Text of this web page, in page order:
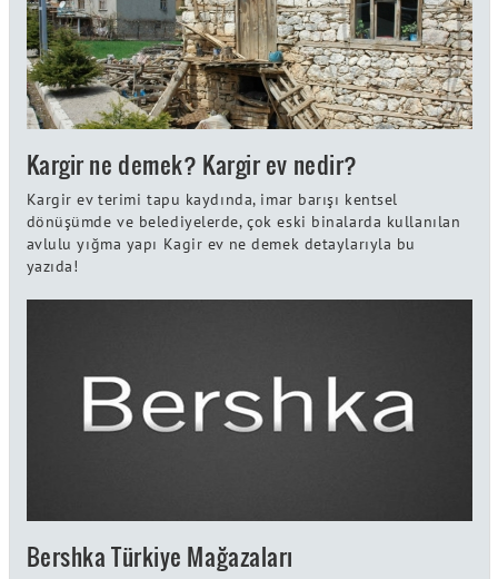
Kargir ne demek? Kargir ev nedir?
Kargir ev terimi tapu kaydında, imar barışı kentsel
dönüşümde ve belediyelerde, çok eski binalarda kullanılan
avlulu yığma yapı Kagir ev ne demek detaylarıyla bu
yazıda!
Bershka Türkiye Mağazaları